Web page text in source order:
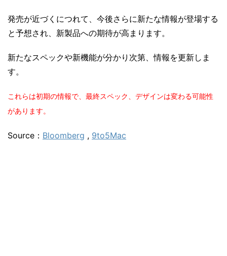
発売が近づくにつれて、今後さらに新たな情報が登場する
と予想され、新製品への期待が高まります。
新たなスペックや新機能が分かり次第、情報を更新しま
す。
これらは初期の情報で、最終スペック、デザインは変わる可能性
があります。
Source： Bloomberg , 9to5Mac